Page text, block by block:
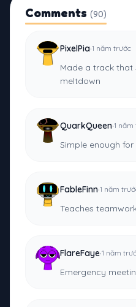
Comments (90)
PixelPia·1 năm trước
Made a track that
meltdown
QuarkQueen·1 năm
Simple enough
FableFinn·1 năm
Teaches
FlareFaye·1 năm
Emergency